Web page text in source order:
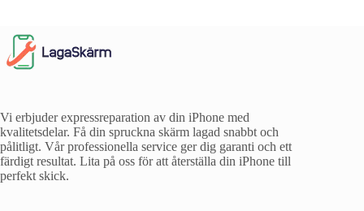
Vi erbjuder expressreparation av din iPhone med
kvalitetsdelar. Få din spruckna skärm lagad snabbt och
pålitligt. Vår professionella service ger dig garanti och ett
färdigt resultat. Lita på oss för att återställa din iPhone till
perfekt skick.